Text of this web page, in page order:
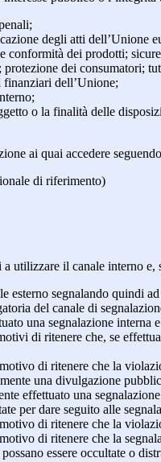
degli atti dell’Unione
conformità dei prodotti;
dei consumatori;
dell’Unione;
o la finalità delle
ai quai accedere
di riferimento)
utilizzare il canale interno
esterno segnalando quindi
del canale di
una segnalazione interna
di ritenere che, se
di ritenere che la
una divulgazione
effettuato una
per dare seguito alle
di ritenere che la
di ritenere che la
essere occultate o